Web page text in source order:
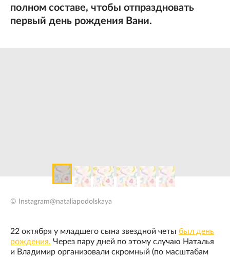
полном составе, чтобы отпраздновать
первый день рождения Вани.
© Instagram@nataliapodolskaya
22 октября у младшего сына звездной четы был день
рождения. Через пару дней по этому случаю Наталья
и Владимир организовали скромный (по масштабам